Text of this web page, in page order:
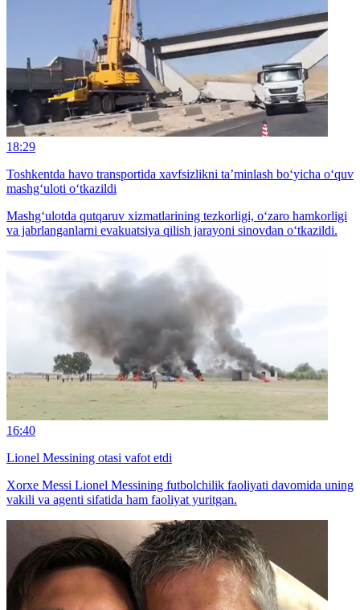
18:29
Toshkentda havo transportida xavfsizlikni ta’minlash bo‘yicha o‘quv
mashg‘uloti o‘tkazildi
Mashg‘ulotda qutqaruv xizmatlarining tezkorligi, o‘zaro hamkorligi
va jabrlanganlarni evakuatsiya qilish jarayoni sinovdan o‘tkazildi.
16:40
Lionel Messining otasi vafot etdi
Xorxe Messi Lionel Messining futbolchilik faoliyati davomida uning
vakili va agenti sifatida ham faoliyat yuritgan.